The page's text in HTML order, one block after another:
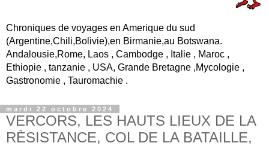
Chroniques de voyages en Amerique du sud
(Argentine,Chili,Bolivie),en Birmanie,au Botswana.
Andalousie,Rome, Laos , Cambodge , Italie , Maroc ,
Ethiopie , tanzanie , USA, Grande Bretagne ,Mycologie ,
Gastronomie , Tauromachie .
mardi 22 octobre 2024
VERCORS, LES HAUTS LIEUX DE LA
RÈSISTANCE, COL DE LA BATAILLE,